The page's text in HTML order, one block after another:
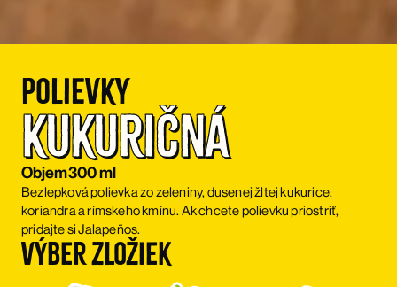
Polievky
Kukuričná
Objem300 ml
Bezlepková polievka zo zeleniny, dusenej žltej kukurice,
koriandra a rímskeho kmínu. Ak chcete polievku priostriť,
pridajte si Jalapeños.
Výber zložiek